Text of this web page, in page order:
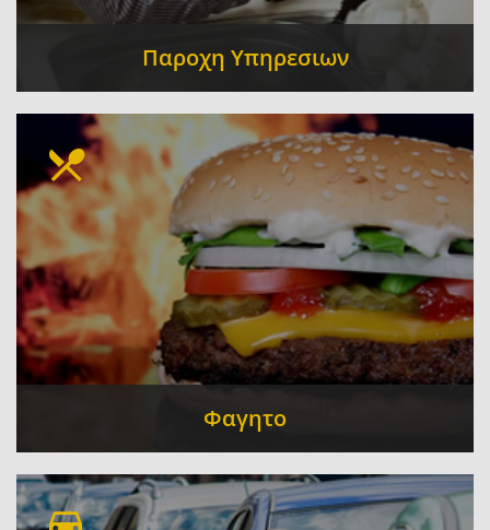
Παροχη Υπηρεσιων
Λογιστικά - Φοροτεχνικά-Μεταφορές -
Μετακομίσεις- Δικηγόροι-Courier-Γραφεία
Τελετών
Φαγητο
Ψητοπωλεία - Ψησταριές - Σουβλατζίδικο -
Οβελιστήριο
Εστιατόρια-Αρτοποιεία-
Ζαχαροπλαστεία-Ταβέρνες